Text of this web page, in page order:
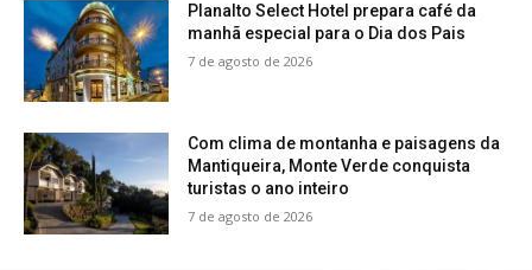
Planalto Select Hotel prepara café da
manhã especial para o Dia dos Pais
7 de agosto de 2026
Com clima de montanha e paisagens da
Mantiqueira, Monte Verde conquista
turistas o ano inteiro
7 de agosto de 2026